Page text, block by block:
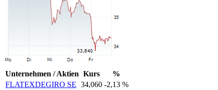
Unternehmen / Aktien Kurs
%
FLATEXDEGIRO SE 34,060 -2,13 %